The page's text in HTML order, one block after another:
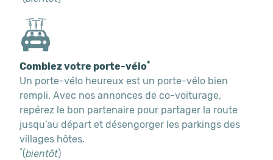
Comblez votre porte-vélo*
Un porte-vélo heureux est un porte-vélo bien
rempli. Avec nos annonces de co-voiturage,
repérez le bon partenaire pour partager la route
jusqu’au départ et désengorger les parkings des
villages hôtes.
*(bientôt)